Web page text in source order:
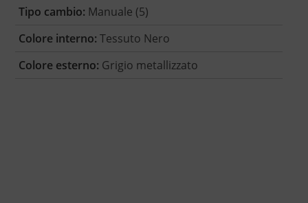
Tipo cambio: Manuale (5)
Colore interno: Tessuto Nero
Colore esterno: Grigio metallizzato